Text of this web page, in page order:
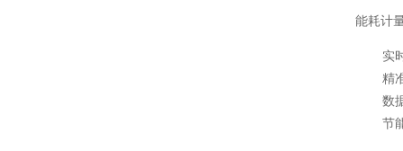
能耗计
实
精
数
节